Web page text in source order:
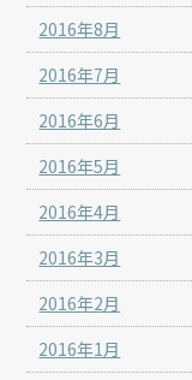
2016年8月
2016年7月
2016年6月
2016年5月
2016年4月
2016年3月
2016年2月
2016年1月